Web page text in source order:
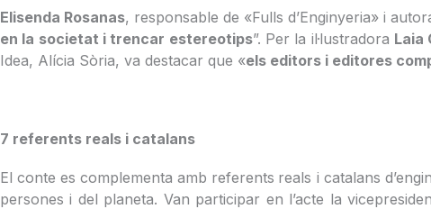
Elisenda Rosanas, responsable de «Fulls d’Enginyeria» i
en la societat i trencar estereotips”. Per la il·lustradora Laia
Idea, Alícia Sòria, va destacar que «els editors i editores
7 referents reals i catalans
El conte es complementa amb referents reals i catalans
persones i del planeta. Van participar en l’acte la